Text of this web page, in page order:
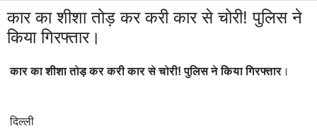
कार का शीशा तोड़ कर करी कार से चोरी! पुलिस ने
किया गिरफ्तार।
कार का शीशा तोड़ कर करी कार से चोरी! पुलिस ने किया गिरफ्तार ।
दिल्ली